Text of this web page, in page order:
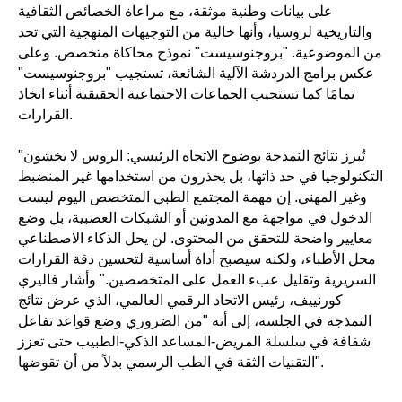
على بيانات وطنية موثقة، مع مراعاة الخصائص الثقافية
والتاريخية لروسيا، وأنها خالية من التوجيهات المنهجية التي تحد
من الموضوعية. "بروجنوسيست" نموذج محاكاة متخصص. وعلى
عكس برامج الدردشة الآلية الشائعة، تستجيب "بروجنوسيست"
تمامًا كما تستجيب الجماعات الاجتماعية الحقيقية أثناء اتخاذ
القرارات.
"تُبرز نتائج النمذجة بوضوح الاتجاه الرئيسي: الروس لا يخشون
التكنولوجيا في حد ذاتها، بل يحذرون من استخدامها غير المنضبط
وغير المهني. إن مهمة المجتمع الطبي المتخصص اليوم ليست
الدخول في مواجهة مع المدونين أو الشبكات العصبية، بل وضع
معايير واضحة للتحقق من المحتوى. لن يحل الذكاء الاصطناعي
محل الأطباء، ولكنه سيصبح أداة أساسية لتحسين دقة القرارات
السريرية وتقليل عبء العمل على المتخصصين." وأشار فاليري
كورنييف، رئيس الاتحاد الرقمي العالمي، الذي عرض نتائج
النمذجة في الجلسة، إلى أنه "من الضروري وضع قواعد تفاعل
شفافة في سلسلة المريض-المساعد الذكي-الطبيب حتى تعزز
التقنيات الثقة في الطب الرسمي بدلاً من أن تقوضها".